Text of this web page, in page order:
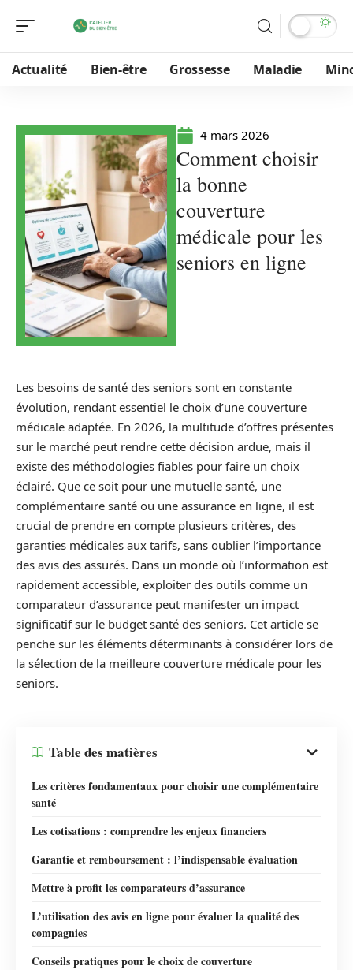
Actualité Bien-être Grossesse Maladie
4 mars 2026
Comment choisir
la bonne
couverture
médicale pour les
seniors en ligne
Les besoins de santé des seniors sont en constante
évolution, rendant essentiel le choix d’une couverture
médicale adaptée. En 2026, la multitude d’offres présentes
sur le marché peut rendre cette décision ardue, mais il
existe des méthodologies fiables pour faire un choix
éclairé. Que ce soit pour une mutuelle santé, une
complémentaire santé ou une assurance en ligne, il est
crucial de prendre en compte plusieurs critères, des
garanties médicales aux tarifs, sans oublier l’importance
des avis des assurés. Dans un monde où l’information est
rapidement accessible, exploiter des outils comme un
comparateur d’assurance peut manifester un impact
significatif sur le budget santé des seniors. Cet article se
penche sur les éléments déterminants à considérer lors de
la sélection de la meilleure couverture médicale pour les
seniors.
Table des matières
Les critères fondamentaux pour choisir une complémentaire
santé
Les cotisations : comprendre les enjeux financiers
Garantie et remboursement : l’indispensable évaluation
Mettre à profit les comparateurs d’assurance
L’utilisation des avis en ligne pour évaluer la qualité des
compagnies
Conseils pratiques pour le choix de couverture